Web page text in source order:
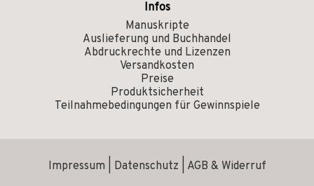
Infos
Manuskripte
Auslieferung und Buchhandel
Abdruckrechte und Lizenzen
Versandkosten
Preise
Produktsicherheit
Teilnahmebedingungen für Gewinnspiele
Impressum Datenschutz AGB & Widerruf